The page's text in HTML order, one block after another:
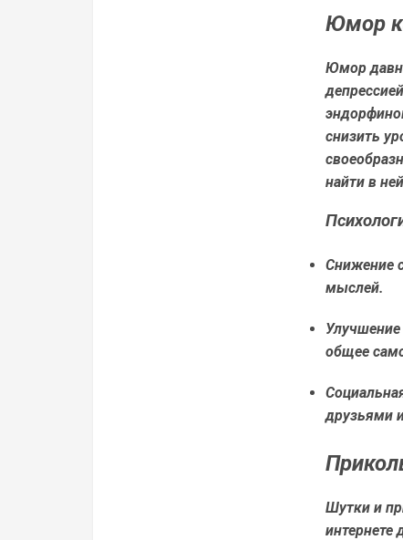
Юмор
Юмор
снизить
найти в
Снижение
мыслей.
общее
друзьями
Шутки и
интернете